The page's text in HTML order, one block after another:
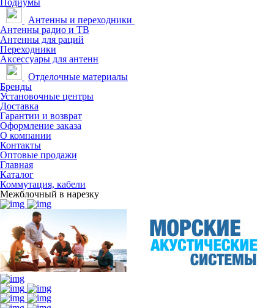
Антенны и переходники
Антенны радио и ТВ
Антенны для раций
Переходники
Аксессуары для антенн
Отделочные материалы
Бренды
Установочные центры
Доставка
Гарантии и возврат
Оформление заказа
О компании
Контакты
Оптовые продажи
Главная
Каталог
Коммутация, кабели
Межблочный в нарезку